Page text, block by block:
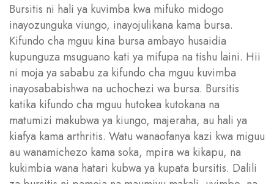
Bursitis ni hali ya kuvimba kwa mifuko midogo
inayozunguka viungo, inayojulikana kama bursa.
Kifundo cha mguu kina bursa ambayo husaidia
kupunguza msuguano kati ya mifupa na tishu laini. Hii
ni moja ya sababu za kifundo cha mguu kuvimba
inayosababishwa na uchochezi wa bursa. Bursitis
katika kifundo cha mguu hutokea kutokana na
matumizi makubwa ya kiungo, majeraha, au hali ya
kiafya kama arthritis. Watu wanaofanya kazi kwa miguu
au wanamichezo kama soka, mpira wa kikapu, na
kukimbia wana hatari kubwa ya kupata bursitis. Dalili